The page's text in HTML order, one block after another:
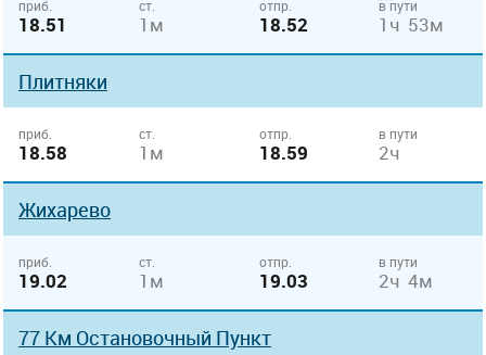
приб.
18.51
ст.
1м
отпр.
18.52
в пути
1ч 53м
Плитняки
приб.
18.58
ст.
1м
отпр.
18.59
в пути
2ч
Жихарево
приб.
19.02
ст.
1м
отпр.
19.03
в пути
2ч 4м
77 Км Остановочный Пункт